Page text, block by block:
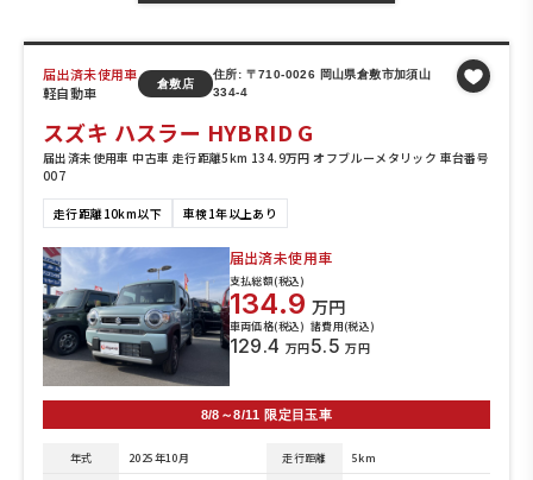
届出済未使用車
軽自動車
倉敷店
住所: 〒710-0026 岡山県倉敷市加須山
334-4
スズキ ハスラー HYBRID G
届出済未使用車 中古車 走行距離5km 134.9万円 オフブルーメタリック 車台番号
007
走行距離10km以下 車検1年以上あり
届出済未使用車
支払総額(税込)
134.9 万円
車両価格(税込)
129.4 万円
諸費用(税込)
5.5 万円
8/8～8/11 限定目玉車
年式 2025年10月 走行距離
5km